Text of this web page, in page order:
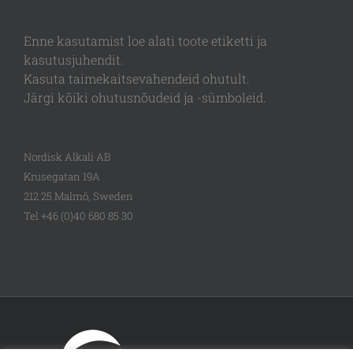
Enne kasutamist loe alati toote etiketti ja
kasutusjuhendit.
Kasuta taimekaitsevahendeid ohutult.
Järgi kõiki ohutusnõudeid ja -sümboleid.
Nordisk Alkali AB
Krusegatan 19A
212 25 Malmö, Sweden
Tel +46 (0)40 680 85 30